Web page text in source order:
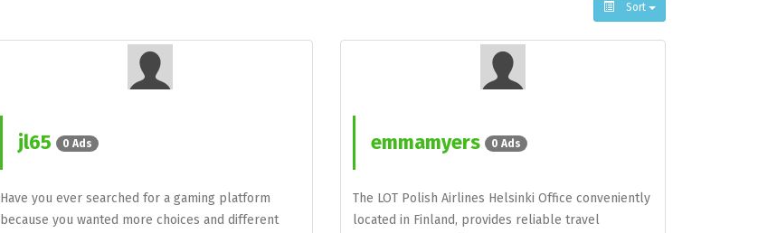
Sort
jl65 0 Ads
Have you ever searched for a gaming platform
because you wanted more choices and different
emmamyers 0 Ads
The LOT Polish Airlines Helsinki Office conveniently
located in Finland, provides reliable travel